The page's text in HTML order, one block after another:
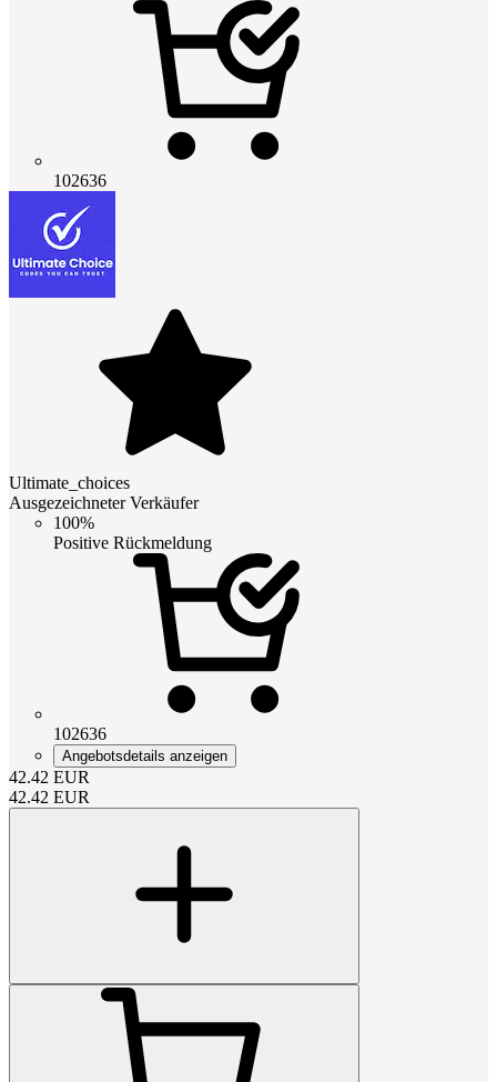
102636
Ultimate_choices
Ausgezeichneter Verkäufer
100%
Positive Rückmeldung
102636
Angebotsdetails anzeigen
42.42 EUR
42.42 EUR